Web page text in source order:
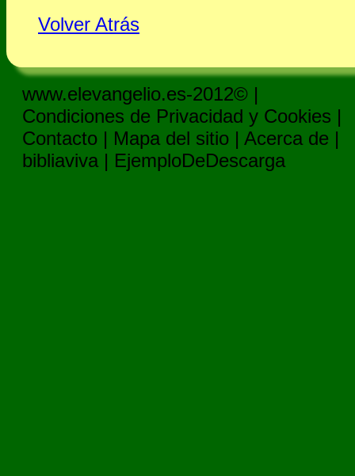
Volver Atrás
www.elevangelio.es-2012© |
Condiciones de Privacidad y Cookies |
Contacto | Mapa del sitio | Acerca de |
bibliaviva | EjemploDeDescarga